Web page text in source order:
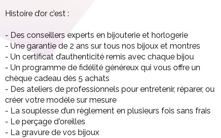
Histoire d’or c’est :
- Des conseillers experts en bijouterie et horlogerie
- Une garantie de 2 ans sur tous nos bijoux et montres
- Un certificat d’authenticité remis avec chaque bijou
- Un programme de fidélité généreux qui vous offre un
chèque cadeau dès 5 achats
- Des ateliers de professionnels pour entretenir, réparer, ou
créer votre modèle sur mesure
- La souplesse d’un règlement en plusieurs fois sans frais
- Le perçage d'oreilles
- La gravure de vos bijoux